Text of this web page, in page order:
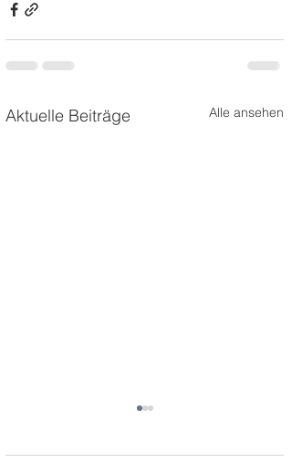
Aktuelle Beiträge Alle ansehen